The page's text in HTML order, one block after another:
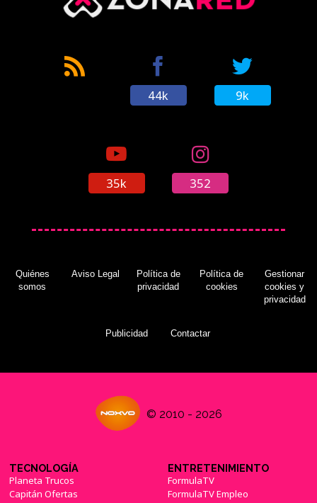
44k 9k
35k 352
Quiénes
somos
Aviso Legal
Política de
privacidad
Política de
cookies
Gestionar
cookies y
privacidad
Publicidad Contactar
© 2010 - 2026
TECNOLOGÍA
Planeta Trucos
Capitán Ofertas
ENTRETENIMIENTO
FormulaTV
FormulaTV Empleo